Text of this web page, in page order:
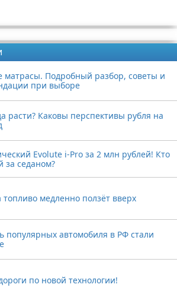
матрасы. Подробный разбор, советы и
при выборе
расти? Каковы перспективы рубля на
Evolute i-Pro за 2 млн рублей! Кто
за седаном?
топливо медленно ползёт вверх
популярных автомобиля в РФ стали
по новой технологии!